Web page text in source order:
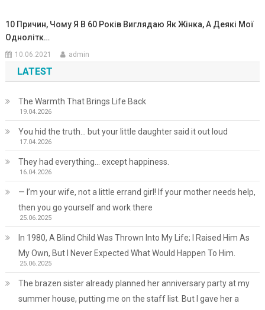
10 Причин, Чому Я В 60 Років Виглядаю Як Жінка, А Деякі Мої
Однолітк…
10.06.2021 admin
LATEST
The Warmth That Brings Life Back
19.04.2026
You hid the truth… but your little daughter said it out loud
17.04.2026
They had everything… except happiness.
16.04.2026
— I’m your wife, not a little errand girl! If your mother needs help,
then you go yourself and work there
25.06.2025
In 1980, A Blind Child Was Thrown Into My Life; I Raised Him As
My Own, But I Never Expected What Would Happen To Him.
25.06.2025
The brazen sister already planned her anniversary party at my
summer house, putting me on the staff list. But I gave her a